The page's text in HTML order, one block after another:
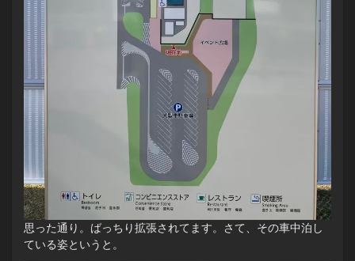
思った通り。ばっちり拡張されてます。さて、その車中泊し
ている姿というと。